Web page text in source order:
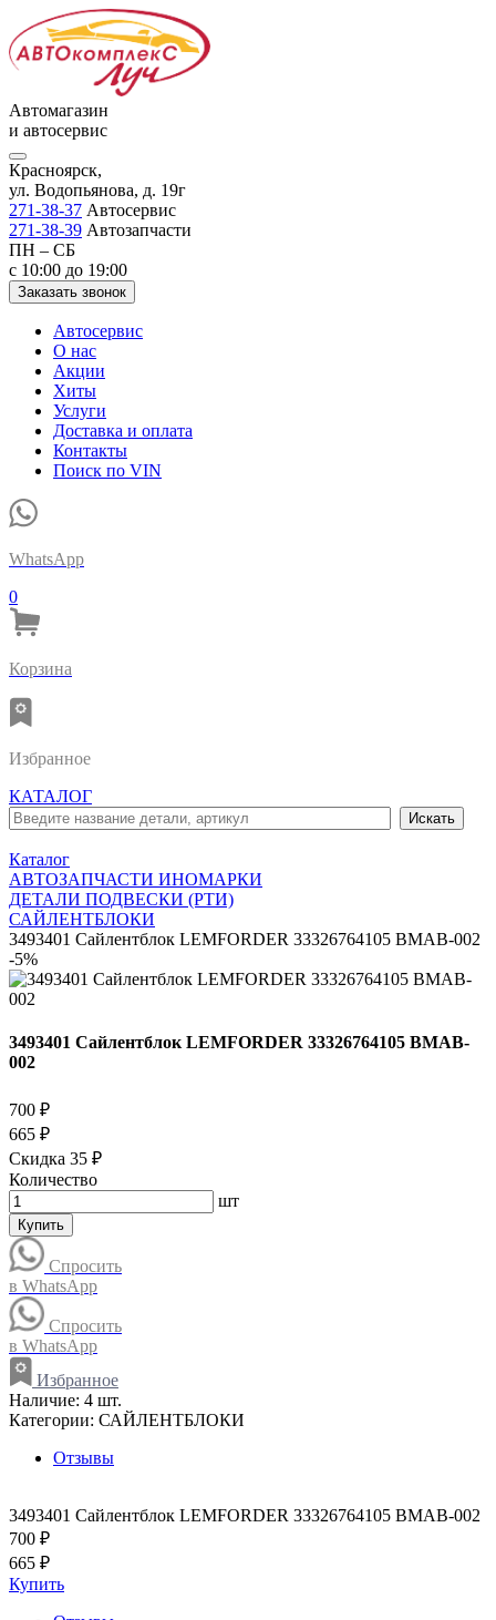
Автомагазин
и автосервис
Красноярск,
ул. Водопьянова, д. 19г
271-38-37 Автосервис
271-38-39 Автозапчасти
ПН – СБ
с 10:00 до 19:00
Заказать звонок
Автосервис
О нас
Акции
Хиты
Услуги
Доставка и оплата
Контакты
Поиск по VIN
WhatsApp
0
Корзина
Избранное
КАТАЛОГ
Каталог
АВТОЗАПЧАСТИ ИНОМАРКИ
ДЕТАЛИ ПОДВЕСКИ (РТИ)
САЙЛЕНТБЛОКИ
3493401 Сайлентблок LEMFORDER 33326764105 BMAB-002
-5%
3493401 Сайлентблок LEMFORDER 33326764105 BMAB-
002
700 ₽
665 ₽
Скидка 35 ₽
Количество
шт
Купить
Спросить
в WhatsApp
Спросить
в WhatsApp
Избранное
Наличие: 4 шт.
Категории: САЙЛЕНТБЛОКИ
Отзывы
3493401 Сайлентблок LEMFORDER 33326764105 BMAB-002
700 ₽
665 ₽
Купить